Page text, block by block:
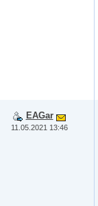
EAGar
11.05.2021 13:46